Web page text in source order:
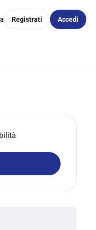
Registrati Accedi